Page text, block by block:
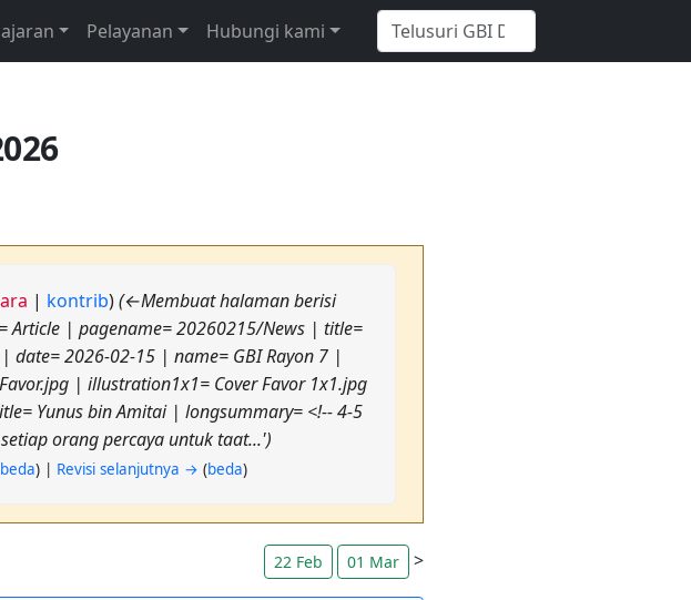
Pelayanan Hubungi kami
| kontrib)(←Membuat halaman berisi
Article | pagename= 20260215/News | title=
2026-02-15 | name= GBI Rayon 7 |
| illustration1x1= Cover Favor 1x1.jpg
Yunus bin Amitai | longsummary= <!-- 4-5
orang percaya untuk taat...')
beda) | Revisi selanjutnya → (beda)
22 Feb 01 Mar >